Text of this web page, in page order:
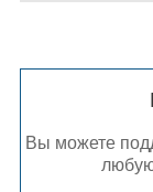
Вы можете